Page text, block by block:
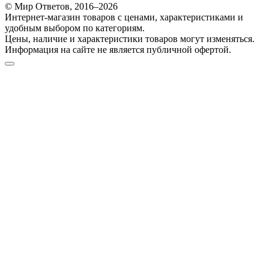
© Мир Ответов, 2016–2026
Интернет-магазин товаров с ценами, характеристиками и
удобным выбором по категориям.
Цены, наличие и характеристики товаров могут изменяться.
Информация на сайте не является публичной офертой.